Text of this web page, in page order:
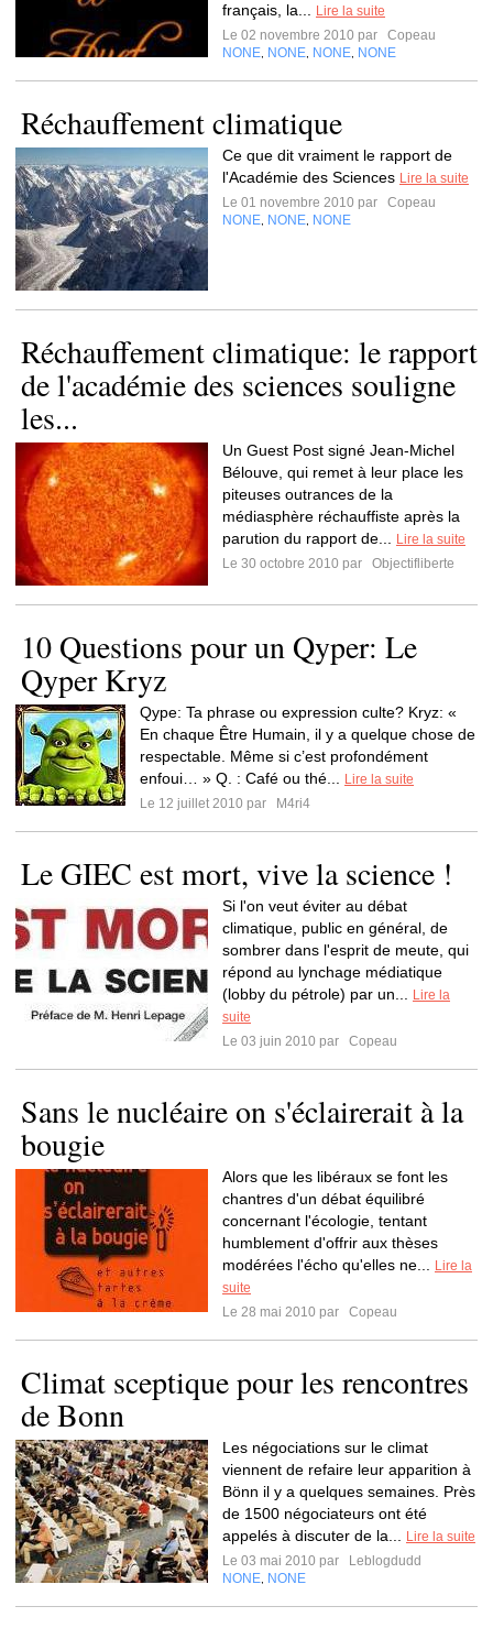
français, la...
Lire la suite
Le 02 novembre 2010 par
Copeau
NONE NONE NONE NONE
Réchauffement climatique
Ce que dit vraiment le rapport de
l'Académie des Sciences Lire la suite
Le 01 novembre 2010 par
Copeau
NONE NONE NONE
Réchauffement climatique: le rapport
de l'académie des sciences souligne
les...
Un Guest Post signé Jean-Michel
Bélouve, qui remet à leur place les
piteuses outrances de la
médiasphère réchauffiste après la
parution du rapport de...
Lire la suite
Le 30 octobre 2010 par
Objectifliberte
10 Questions pour un Qyper: Le
Qyper Kryz
Qype: Ta phrase ou expression culte? Kryz: «
En chaque Être Humain, il y a quelque chose de
respectable. Même si c’est profondément
enfoui… » Q. : Café ou thé...
Lire la suite
Le 12 juillet 2010 par
M4ri4
Le GIEC est mort, vive la science !
Si l'on veut éviter au débat
climatique, public en général, de
sombrer dans l'esprit de meute, qui
répond au lynchage médiatique
(lobby du pétrole) par un...
Lire la
suite
Le 03 juin 2010 par
Copeau
Sans le nucléaire on s'éclairerait à la
bougie
Alors que les libéraux se font les
chantres d'un débat équilibré
concernant l'écologie, tentant
humblement d'offrir aux thèses
modérées l'écho qu'elles ne...
Lire la
suite
Le 28 mai 2010 par
Copeau
Climat sceptique pour les rencontres
de Bonn
Les négociations sur le climat
viennent de refaire leur apparition à
Bönn il y a quelques semaines. Près
de 1500 négociateurs ont été
appelés à discuter de la...
Lire la suite
Le 03 mai 2010 par
Leblogdudd
NONE NONE